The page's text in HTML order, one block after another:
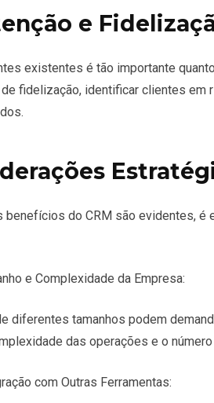
e
existentes é tão importante
fidelização, identificar clientes em
benefícios do CRM são evidentes,
e Complexidade da Empresa:
diferentes tamanhos podem
das operações e o
com Outras Ferramentas: